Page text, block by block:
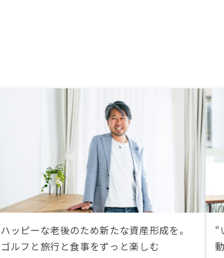
ハッピーな老後のため新たな資産形成を。
ゴルフと旅行と食事をずっと楽しむ
“